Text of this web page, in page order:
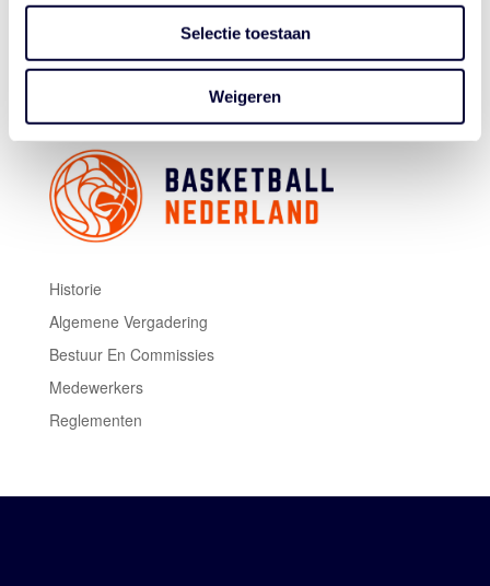
Selectie toestaan
Weigeren
Topscorer aan de kant van Filou Oostende was Breein
Tyree met 35 punten, bij Heroes Den Bosch kwam
Chris-Ebou Ndow tot 26 punten.
Historie
Algemene Vergadering
Bestuur En Commissies
Medewerkers
Reglementen